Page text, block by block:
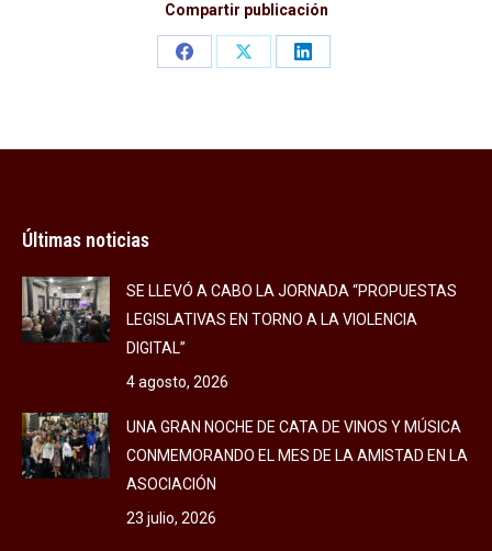
Compartir publicación
Share
Share
Share
Últimas noticias
SE LLEVÓ A CABO LA JORNADA “PROPUESTAS
LEGISLATIVAS EN TORNO A LA VIOLENCIA
DIGITAL”
4 agosto, 2026
UNA GRAN NOCHE DE CATA DE VINOS Y MÚSICA
CONMEMORANDO EL MES DE LA AMISTAD EN LA
ASOCIACIÓN
23 julio, 2026